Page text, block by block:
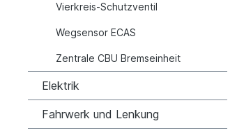
Vierkreis-Schutzventil
Wegsensor ECAS
Zentrale CBU Bremseinheit
Elektrik
Fahrwerk und Lenkung